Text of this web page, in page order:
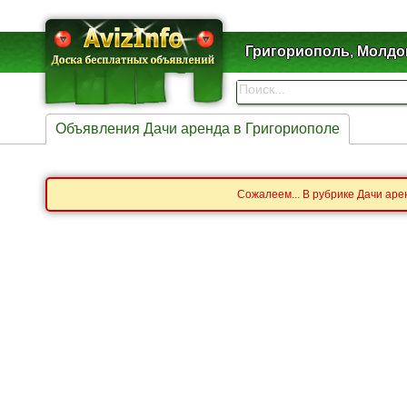
Григориополь,
Объявления Дачи аренда в Григориополе
Сожалеем... В рубрике Дачи